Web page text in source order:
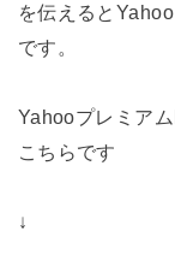
を伝えると
です。
Yahooプレミア
こちらです
↓